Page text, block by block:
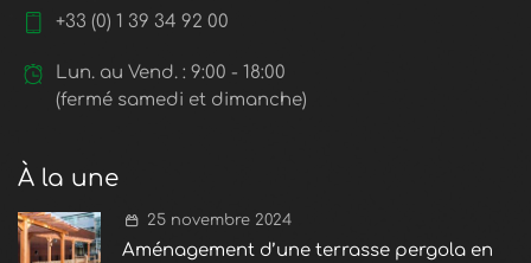
+33 (0) 1 39 34 92 00
Lun. au Vend. : 9:00 - 18:00
(fermé samedi et dimanche)
À la une
25 novembre 2024
Aménagement d’une terrasse pergola en